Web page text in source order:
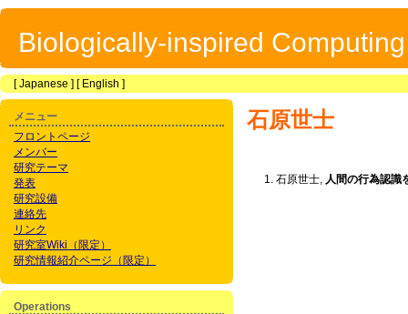
Biologically-inspired
[Japanese ] [ English ]
石原世士
石原世士, 人間の行為認識
メニュー
フロントページ
メンバー
研究テーマ
発表
研究設備
連絡先
リンク
研究室Wiki（限定）
研究情報紹介ページ（限定）
Operations